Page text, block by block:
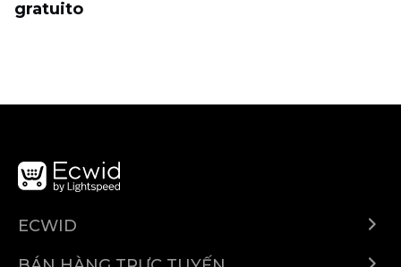
gratuito
ECWID